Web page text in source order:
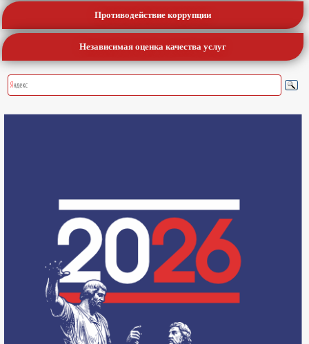
Противодействие коррупции
Независимая оценка качества услуг